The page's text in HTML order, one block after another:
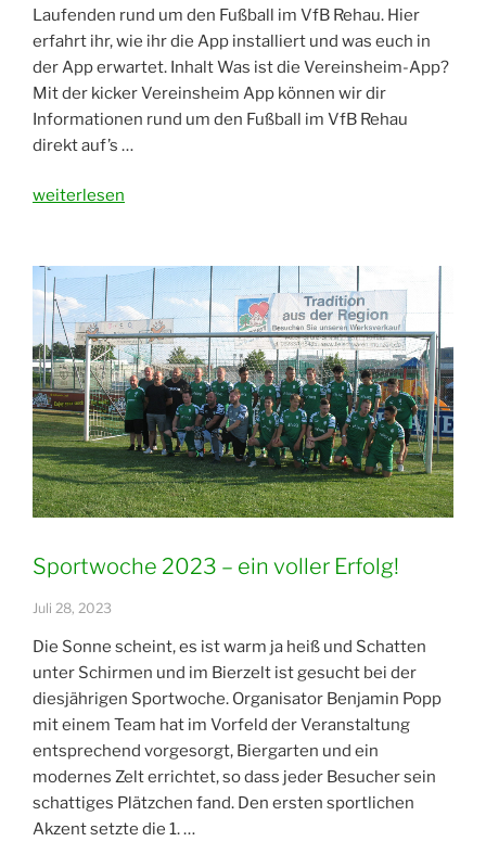
Laufenden rund um den Fußball im VfB Rehau. Hier
erfahrt ihr, wie ihr die App installiert und was euch in
der App erwartet. Inhalt Was ist die Vereinsheim-App?
Mit der kicker Vereinsheim App können wir dir
Informationen rund um den Fußball im VfB Rehau
direkt auf’s …
„kicker
des
VfB
Rehau“
weiterlesen
Sportwoche 2023 – ein voller Erfolg!
Juli 28, 2023
Die Sonne scheint, es ist warm ja heiß und Schatten
unter Schirmen und im Bierzelt ist gesucht bei der
diesjährigen Sportwoche. Organisator Benjamin Popp
mit einem Team hat im Vorfeld der Veranstaltung
entsprechend vorgesorgt, Biergarten und ein
modernes Zelt errichtet, so dass jeder Besucher sein
schattiges Plätzchen fand. Den ersten sportlichen
Akzent setzte die 1. …